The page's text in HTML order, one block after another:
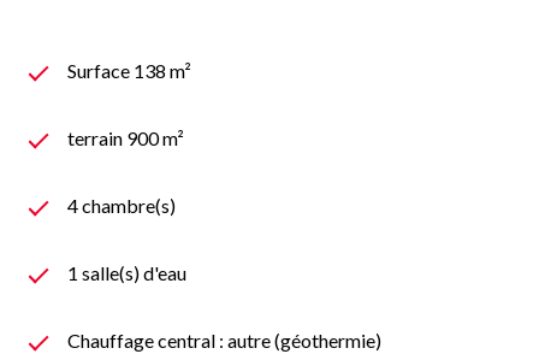
Surface 138 m²
terrain 900 m²
4 chambre(s)
1 salle(s) d'eau
Chauffage central : autre (géothermie)